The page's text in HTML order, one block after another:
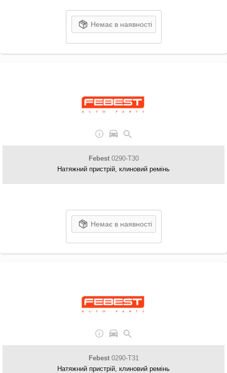
Немає в наявності
Febest0290-T30
Натяжний пристрій, клиновий ремінь
Немає в наявності
Febest0290-T31
Натяжний пристрій, клиновий ремінь